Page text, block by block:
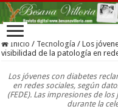
Inicio / Tecnología / Los
visibilidad de la patología en
Los jóvenes con diabetes
en redes sociales, según
(FEDE). Las impresiones de
durante la